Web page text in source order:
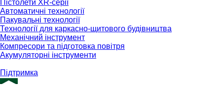
Пістолети XR-серії
Автоматичні технології
Пакувальні технології
Технології для каркасно-щитового будівництва
Механічний інструмент
Компресори та підготовка повітря
Акумуляторні інструменти
Підтримка